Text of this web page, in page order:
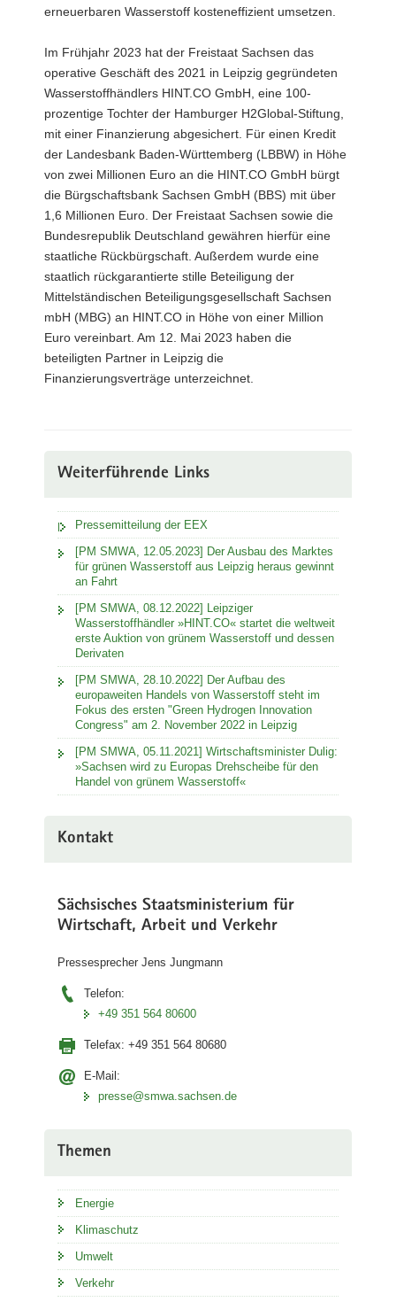
erneuerbaren Wasserstoff kosteneffizient umsetzen.
Im Frühjahr 2023 hat der Freistaat Sachsen das
operative Geschäft des 2021 in Leipzig gegründeten
Wasserstoffhändlers HINT.CO GmbH, eine 100-
prozentige Tochter der Hamburger H2Global-Stiftung,
mit einer Finanzierung abgesichert. Für einen Kredit
der Landesbank Baden-Württemberg (LBBW) in Höhe
von zwei Millionen Euro an die HINT.CO GmbH bürgt
die Bürgschaftsbank Sachsen GmbH (BBS) mit über
1,6 Millionen Euro. Der Freistaat Sachsen sowie die
Bundesrepublik Deutschland gewähren hierfür eine
staatliche Rückbürgschaft. Außerdem wurde eine
staatlich rückgarantierte stille Beteiligung der
Mittelständischen Beteiligungsgesellschaft Sachsen
mbH (MBG) an HINT.CO in Höhe von einer Million
Euro vereinbart. Am 12. Mai 2023 haben die
beteiligten Partner in Leipzig die
Finanzierungsverträge unterzeichnet.
Weiterführende Links
Pressemitteilung der EEX
[PM SMWA, 12.05.2023] Der Ausbau des Marktes
für grünen Wasserstoff aus Leipzig heraus gewinnt
an Fahrt
[PM SMWA, 08.12.2022] Leipziger
Wasserstoffhändler »HINT.CO« startet die weltweit
erste Auktion von grünem Wasserstoff und dessen
Derivaten
[PM SMWA, 28.10.2022] Der Aufbau des
europaweiten Handels von Wasserstoff steht im
Fokus des ersten "Green Hydrogen Innovation
Congress" am 2. November 2022 in Leipzig
[PM SMWA, 05.11.2021] Wirtschaftsminister Dulig:
»Sachsen wird zu Europas Drehscheibe für den
Handel von grünem Wasserstoff«
Kontakt
Sächsisches Staatsministerium für
Wirtschaft, Arbeit und Verkehr
Pressesprecher Jens Jungmann
Telefon:
+49 351 564 80600
Telefax: +49 351 564 80680
E-Mail:
presse@smwa.sachsen.de
Themen
Energie
Klimaschutz
Umwelt
Verkehr